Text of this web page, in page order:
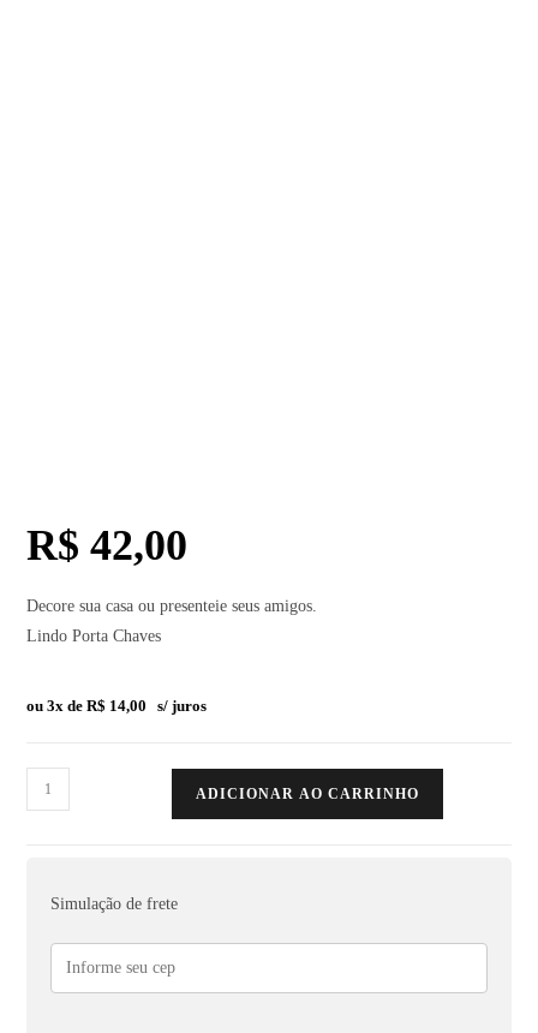
R$ 42,00
Decore sua casa ou presenteie seus amigos.
Lindo Porta Chaves
ou 3x deR$ 14,00 s/ juros
ADICIONAR AO CARRINHO
Simulação de frete